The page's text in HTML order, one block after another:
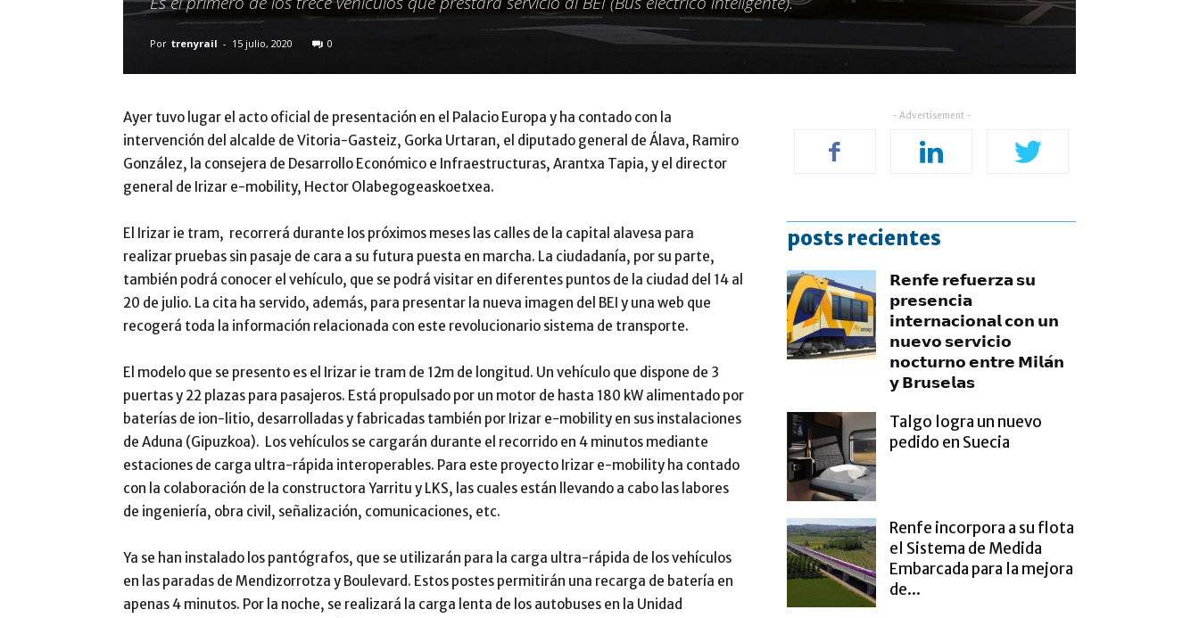
Por trenyrail - 15 julio, 2020 0
Ayer tuvo lugar el acto oficial de presentación en el Palacio Europa y ha contado con la
intervención del alcalde de Vitoria-Gasteiz, Gorka Urtaran, el diputado general de Álava, Ramiro
González, la consejera de Desarrollo Económico e Infraestructuras, Arantxa Tapia, y el director
general de Irizar e-mobility, Hector Olabegogeaskoetxea.
El Irizar ie tram, recorrerá durante los próximos meses las calles de la capital alavesa para
realizar pruebas sin pasaje de cara a su futura puesta en marcha. La ciudadanía, por su parte,
también podrá conocer el vehículo, que se podrá visitar en diferentes puntos de la ciudad del 14 al
20 de julio. La cita ha servido, además, para presentar la nueva imagen del BEI y una web que
recogerá toda la información relacionada con este revolucionario sistema de transporte.
El modelo que se presento es el Irizar ie tram de 12m de longitud. Un vehículo que dispone de 3
puertas y 22 plazas para pasajeros. Está propulsado por un motor de hasta 180 kW alimentado por
baterías de ion-litio, desarrolladas y fabricadas también por Irizar e-mobility en sus instalaciones
de Aduna (Gipuzkoa). Los vehículos se cargarán durante el recorrido en 4 minutos mediante
estaciones de carga ultra-rápida interoperables. Para este proyecto Irizar e-mobility ha contado
con la colaboración de la constructora Yarritu y LKS, las cuales están llevando a cabo las labores
de ingeniería, obra civil, señalización, comunicaciones, etc.
Ya se han instalado los pantógrafos, que se utilizarán para la carga ultra-rápida de los vehículos
en las paradas de Mendizorrotza y Boulevard. Estos postes permitirán una recarga de batería en
apenas 4 minutos. Por la noche, se realizará la carga lenta de los autobuses en la Unidad
- Advertisement -
posts recientes
𝗥𝗲𝗻𝗳𝗲 𝗿𝗲𝗳𝘂𝗲𝗿𝘇𝗮 𝘀𝘂
𝗽𝗿𝗲𝘀𝗲𝗻𝗰𝗶𝗮
𝗶𝗻𝘁𝗲𝗿𝗻𝗮𝗰𝗶𝗼𝗻𝗮𝗹 𝗰𝗼𝗻 𝘂𝗻
𝗻𝘂𝗲𝘃𝗼 𝘀𝗲𝗿𝘃𝗶𝗰𝗶𝗼
𝗻𝗼𝗰𝘁𝘂𝗿𝗻𝗼 𝗲𝗻𝘁𝗿𝗲 𝗠𝗶𝗹𝗮́𝗻
𝘆 𝗕𝗿𝘂𝘀𝗲𝗹𝗮𝘀
Talgo logra un nuevo
pedido en Suecia
Renfe incorpora a su flota
el Sistema de Medida
Embarcada para la mejora
de...